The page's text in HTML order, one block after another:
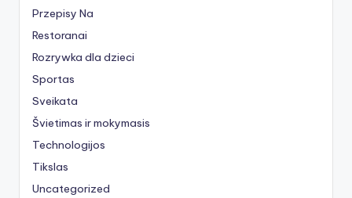
Przepisy Na
Restoranai
Rozrywka dla dzieci
Sportas
Sveikata
Švietimas ir mokymasis
Technologijos
Tikslas
Uncategorized